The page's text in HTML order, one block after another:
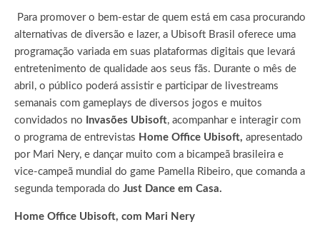
Para promover o bem-estar de quem está em casa procurando
alternativas de diversão e lazer, a Ubisoft Brasil oferece uma
programação variada em suas plataformas digitais que levará
entretenimento de qualidade aos seus fãs. Durante o mês de
abril, o público poderá assistir e participar de livestreams
semanais com gameplays de diversos jogos e muitos
convidados no
Invasões Ubisoft, acompanhar e interagir com
o programa de entrevistas Home Office Ubisoft, apresentado
por Mari Nery, e dançar muito com a bicampeã brasileira e
vice-campeã mundial do game Pamella Ribeiro, que comanda a
segunda temporada do Just Dance em Casa.
Home Office Ubisoft, com Mari Nery